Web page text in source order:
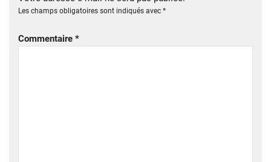
Les champs obligatoires sont indiqués avec *
Commentaire *